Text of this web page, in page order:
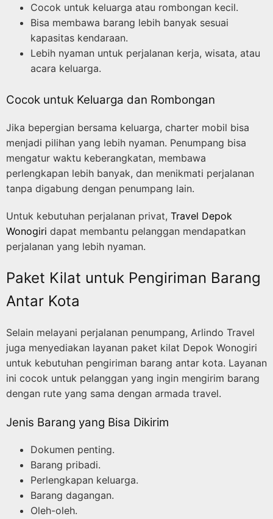
Cocok untuk keluarga atau rombongan kecil.
Bisa membawa barang lebih banyak sesuai
kapasitas kendaraan.
Lebih nyaman untuk perjalanan kerja, wisata, atau
acara keluarga.
Cocok untuk Keluarga dan Rombongan
Jika bepergian bersama keluarga, charter mobil bisa
menjadi pilihan yang lebih nyaman. Penumpang bisa
mengatur waktu keberangkatan, membawa
perlengkapan lebih banyak, dan menikmati perjalanan
tanpa digabung dengan penumpang lain.
Untuk kebutuhan perjalanan privat, Travel Depok
Wonogiri dapat membantu pelanggan mendapatkan
perjalanan yang lebih nyaman.
Paket Kilat untuk Pengiriman Barang
Antar Kota
Selain melayani perjalanan penumpang, Arlindo Travel
juga menyediakan layanan paket kilat Depok Wonogiri
untuk kebutuhan pengiriman barang antar kota. Layanan
ini cocok untuk pelanggan yang ingin mengirim barang
dengan rute yang sama dengan armada travel.
Jenis Barang yang Bisa Dikirim
Dokumen penting.
Barang pribadi.
Perlengkapan keluarga.
Barang dagangan.
Oleh-oleh.